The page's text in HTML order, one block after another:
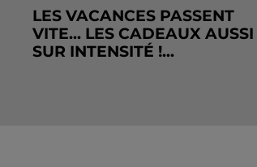
LES VACANCES PASSENT
VITE... LES CADEAUX AUSSI
SUR INTENSITÉ !...